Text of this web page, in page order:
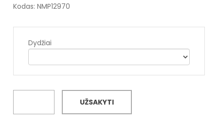
Kodas: NMP12970
Dydžiai
UŽSAKYTI